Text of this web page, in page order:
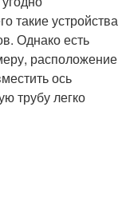
для вентиляции
такие устройства
Однако есть
расположение
ось
трубу легко